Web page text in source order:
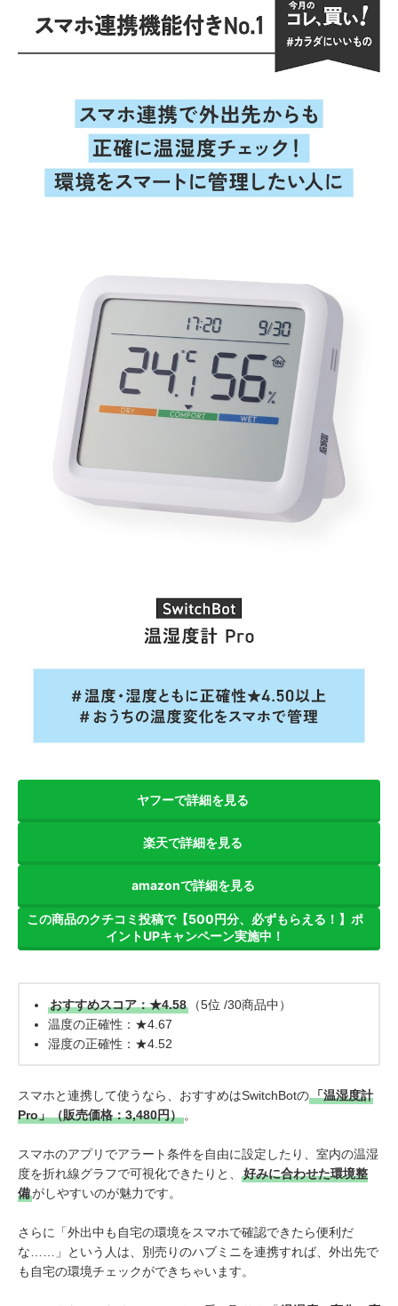
ヤフーで詳細を見る
楽天で詳細を見る
amazonで詳細を見る
この商品のクチコミ投稿で【500円分、必ずもらえる！】ポ
イントUPキャンペーン実施中！
おすすめスコア：★4.58
（5位 /30商品中）
温度の正確性：★4.67
湿度の正確性：★4.52
スマホと連携して使うなら、おすすめはSwitchBotの「温湿度計
Pro」（販売価格：3,480円）。
スマホのアプリでアラート条件を自由に設定したり、室内の温湿
度を折れ線グラフで可視化できたりと、
好みに合わせた環境整
備がしやすいのが魅力です。
さらに「外出中も自宅の環境をスマホで確認できたら便利だ
な……」という人は、別売りのハブミニを連携すれば、外出先で
も自宅の環境チェックができちゃいます。